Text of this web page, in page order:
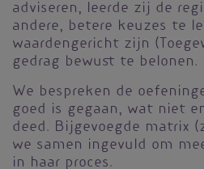
adviseren, leerde zij de
andere, betere keuzes te
waardengericht zijn
gedrag bewust te belonen.
We bespreken de
goed is gegaan, wat niet
deed. Bijgevoegde matrix
we samen ingevuld om
in haar proces.